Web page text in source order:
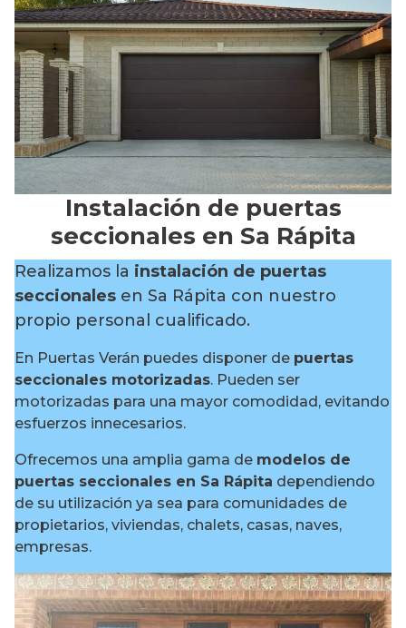
Instalación de puertas
seccionales en Sa Rápita
Realizamos la instalación de puertas
seccionales en Sa Rápita con nuestro
propio personal cualificado.
En Puertas Verán puedes disponer de puertas
seccionales motorizadas. Pueden ser
motorizadas para una mayor comodidad, evitando
esfuerzos innecesarios.
Ofrecemos una amplia gama de modelos de
puertas seccionales en Sa Rápita dependiendo
de su utilización ya sea para comunidades de
propietarios, viviendas, chalets, casas, naves,
empresas.